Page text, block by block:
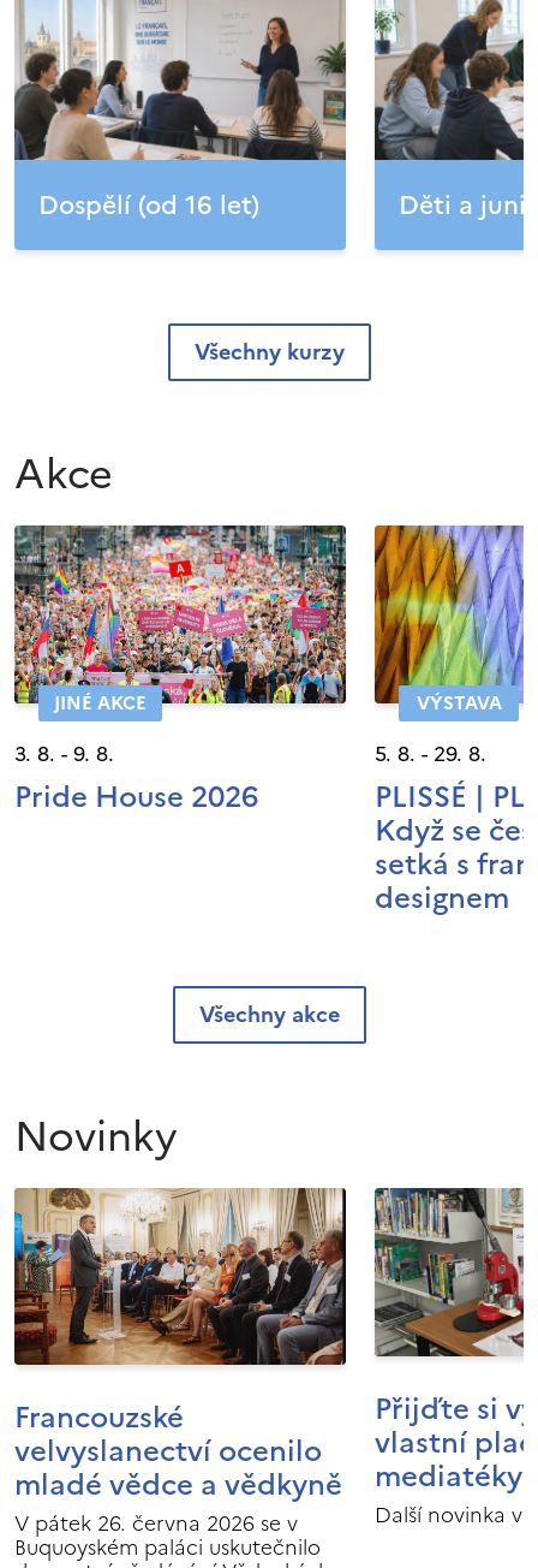
Dospělí (od 16 let) Děti a
Všechny kurzy
Akce
JINÉ AKCE
3. 8. - 9. 8.
Pride House 2026
VÝSTAVA
5. 8. - 29. 8.
PLISSÉ |
Když se
setká s
designem
Všechny akce
Novinky
Francouzské
velvyslanectví ocenilo
mladé vědce a vědkyně
V pátek 26. června 2026 se v
Buquoyském paláci uskutečnilo
Přijďte si
vlastní
mediatéky
Další novinka v